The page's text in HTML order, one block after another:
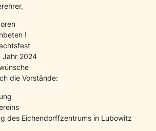
!
Jahr 2024
die Vorstände:
des Eichendorffzentrums in Lubowitz